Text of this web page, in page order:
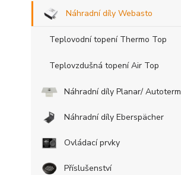
Náhradní díly Webasto
Teplovodní topení Thermo Top
Teplovzdušná topení Air Top
Náhradní díly Planar/ Autoterm
Náhradní díly Eberspächer
Ovládací prvky
Příslušenství